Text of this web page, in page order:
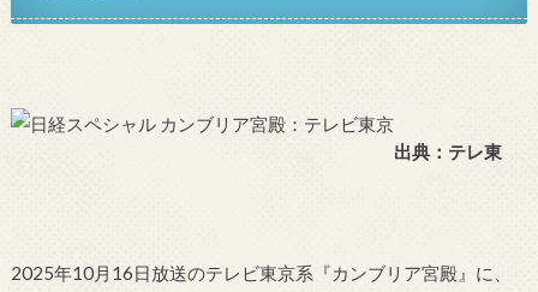
出典：テレ東
2025年10月16日放送のテレビ東京系『カンブリア宮殿』に、